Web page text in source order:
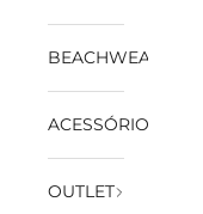
BEACHWEAR
ACESSÓRIOS
OUTLET